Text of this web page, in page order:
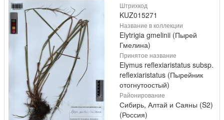
Штрихкод
KUZ015271
Название в коллекции
Elytrigia gmelinii (Пырей
Гмелина)
Принятое название
Elymus reflexiaristatus subsp.
reflexiaristatus (Пырейник
отогнутоостый)
Районирование
Сибирь, Алтай и Саяны (S2)
(Россия)